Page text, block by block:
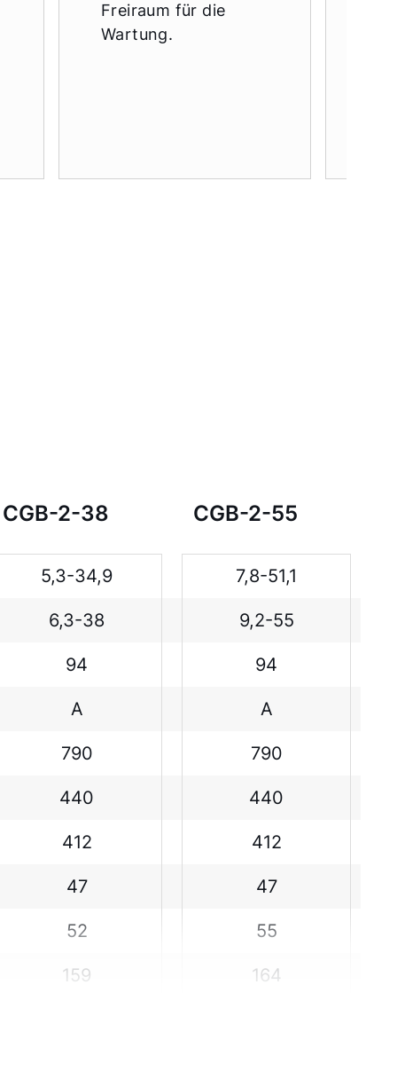
Freiraum für die
Wartung.
CGB-2-38 CGB-2-55
5,3-34,9 7,8-51,1
6,3-38 9,2-55
94 94
A A
790 790
440 440
412 412
47 47
52 55
159 164